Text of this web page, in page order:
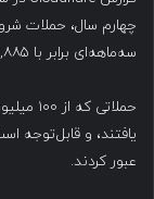
سه‌ماهه‌ای برابر با ۱,۸۸۵٪ را تجربه کردند.
عبور کردند.